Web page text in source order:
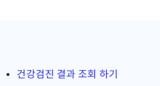
건강검진 결과 조회 하기